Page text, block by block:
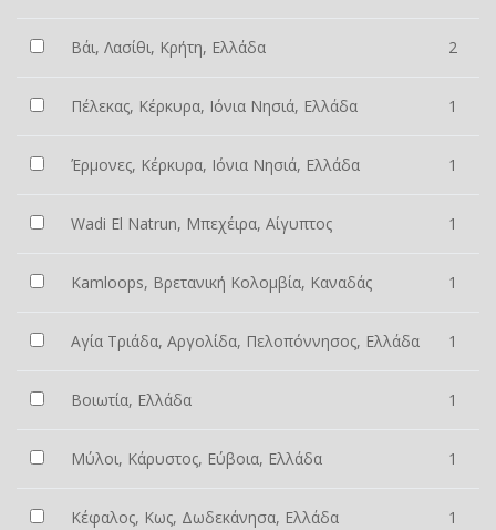
Βάι, Λασίθι, Κρήτη, Ελλάδα 2
Πέλεκας, Κέρκυρα, Ιόνια Νησιά, Ελλάδα 1
Έρμονες, Κέρκυρα, Ιόνια Νησιά, Ελλάδα 1
Wadi El Natrun, Μπεχέιρα, Αίγυπτος 1
Kamloops, Βρετανική Κολομβία, Καναδάς 1
Αγία Τριάδα, Αργολίδα, Πελοπόννησος, Ελλάδα 1
Βοιωτία, Ελλάδα 1
Μύλοι, Κάρυστος, Εύβοια, Ελλάδα 1
Κέφαλος, Κως, Δωδεκάνησα, Ελλάδα 1